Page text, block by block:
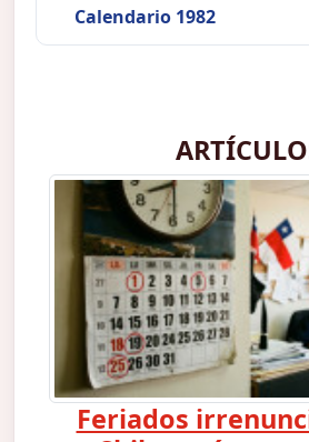
Calendario 1982
Feriados